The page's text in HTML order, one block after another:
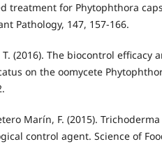
treatment for Phytophthora
Pathology, 147, 157-166.
T. (2016). The biocontrol efficacy
on the oomycete
Marín, F. (2015). Trichoderma
control agent. Science of